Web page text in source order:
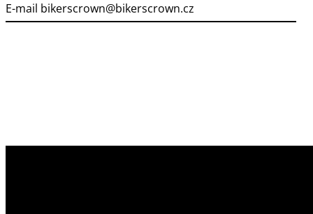
E-mail bikerscrown@bikerscrown.cz